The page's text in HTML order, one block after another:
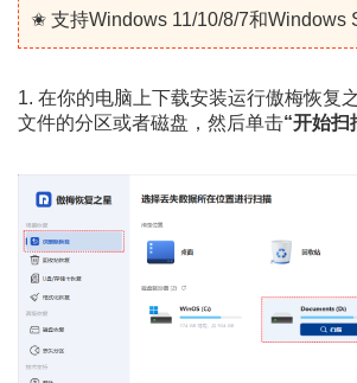
✬ 支持Windows 11/10/8/7和Windows
1. 在你的电脑上下载安装运行傲梅恢复
文件的分区或者磁盘，然后单击“开始扫